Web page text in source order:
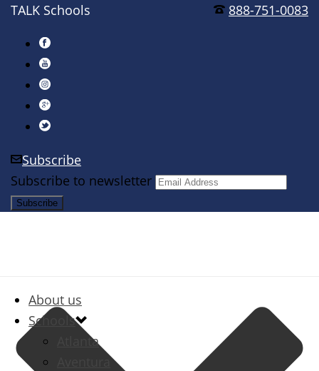
888-751-0083
TALK Schools
Subscribe
Subscribe to newsletter
About us
Schools
Atlanta
Aventura